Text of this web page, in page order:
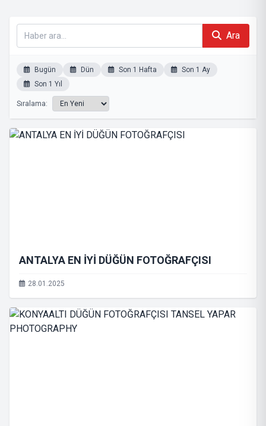
Ara
Bugün Dün Son 1 Hafta
Son 1 Ay
Son 1 Yıl
Sıralama:
ANTALYA EN İYİ DÜĞÜN FOTOĞRAFÇISI
28.01.2025